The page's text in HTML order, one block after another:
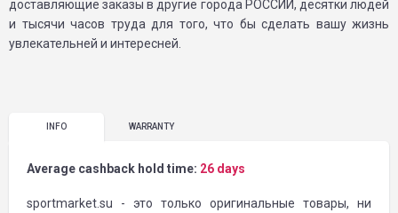
доставляющие заказы в другие города РОССИИ, десятки людей
и тысячи часов труда для того, что бы сделать вашу жизнь
увлекательней и интересней.
INFO WARRANTY
Average cashback hold time: 26 days
sportmarket.su - это только оригинальные товары, ни